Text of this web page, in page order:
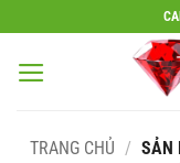
qua
nội
TRANG CHỦ / SẢN